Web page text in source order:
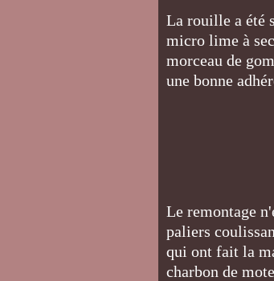
La rouille a été
micro lime à
morceau de
une bonne
Le remontage
paliers
qui ont fait la
charbon de